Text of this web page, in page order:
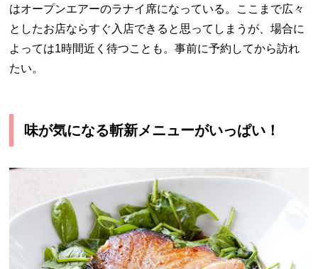
はオープンエアーのラナイ席になっている。ここまで広々
としたお店ならすぐ入店できると思ってしまうが、場合に
よっては1時間近く待つことも。事前に予約してから訪れ
たい。
味が気になる斬新メニューがいっぱい！